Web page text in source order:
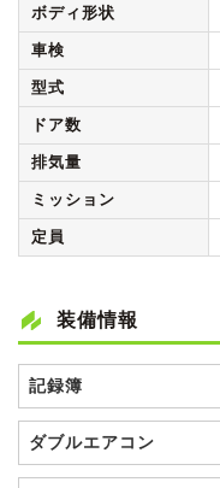
ボディ形状
車検
型式
ドア数
排気量
ミッション
定員
装備情報
記録簿
ダブルエアコン